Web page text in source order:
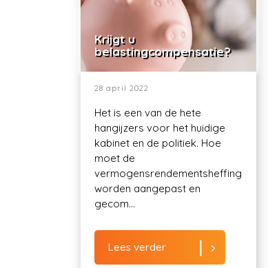
Krijgt u
belastingcompensatie?
28 april 2022
Het is een van de hete
hangijzers voor het huidige
kabinet en de politiek. Hoe
moet de
vermogensrendementsheffing
worden aangepast en
gecom...
Lees verder